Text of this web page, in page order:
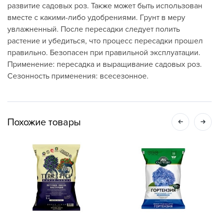
развитие садовых роз. Также может быть использован
вместе с какими-либо удобрениями. Грунт в меру
увлажненный. После пересадки следует полить
растение и убедиться, что процесс пересадки прошел
правильно. Безопасен при правильной эксплуатации.
Применение: пересадка и выращивание садовых роз.
Сезонность применения: всесезонное.
Похожие товары